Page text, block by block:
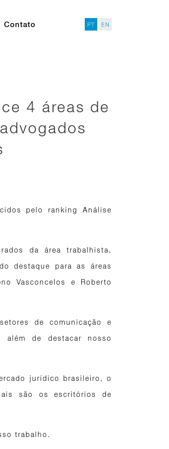
Contato PT EN
4 áreas de
pelo ranking Análise
da área trabalhista,
destaque para as áreas
Vasconcelos e Roberto
de comunicação e
além de destacar nosso
jurídico brasileiro, o
são os escritórios de
trabalho.